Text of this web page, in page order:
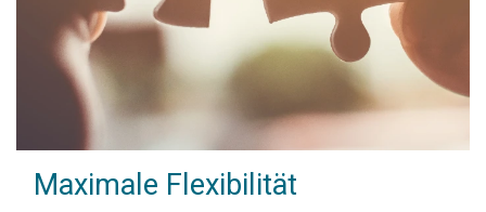
Maximale Flexibilität